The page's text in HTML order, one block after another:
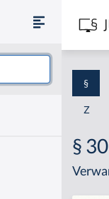
§
Z
§